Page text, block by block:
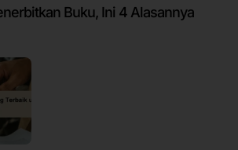
Buku, Ini 4 Alasannya